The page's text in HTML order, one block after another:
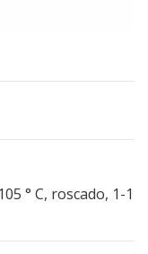
° C, roscado, 1-1